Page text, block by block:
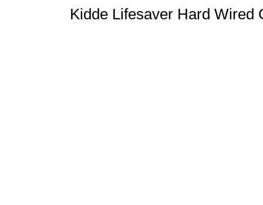
Kidde Lifesaver Hard Wired